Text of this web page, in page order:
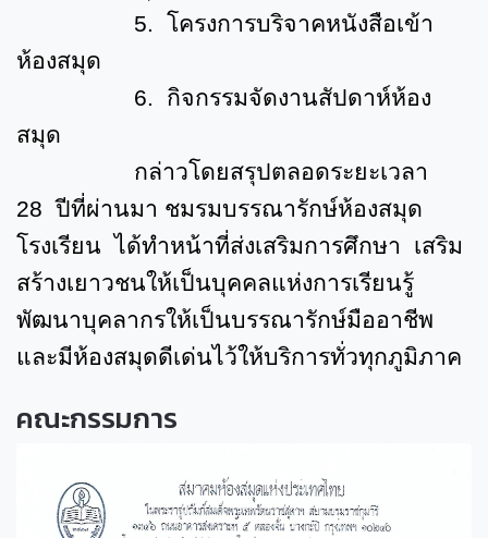
5. โครงการบริจาคหนังสือเข้า
ห้องสมุด
6. กิจกรรมจัดงานสัปดาห์ห้อง
สมุด
กล่าวโดยสรุปตลอดระยะเวลา
28ปีที่ผ่านมา ชมรมบรรณารักษ์ห้องสมุด
โรงเรียน ได้ทำหน้าที่ส่งเสริมการศึกษา เสริม
สร้างเยาวชนให้เป็นบุคคลแห่งการเรียนรู้
พัฒนาบุคลากรให้เป็นบรรณารักษ์มืออาชีพ
และมีห้องสมุดดีเด่นไว้ให้บริการทั่วทุกภูมิภาค
คณะกรรมการ